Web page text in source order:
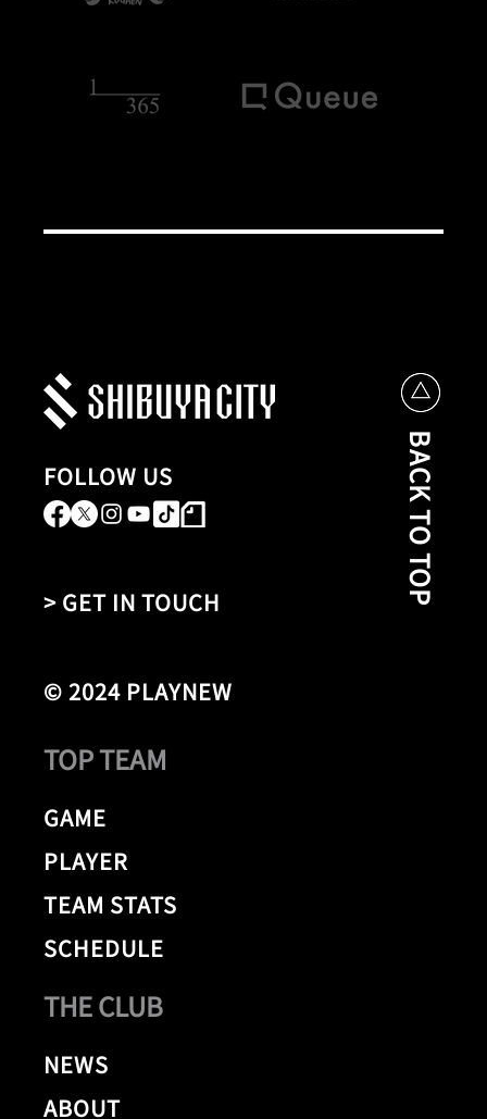
FOLLOW US
> GET IN TOUCH
© 2024 PLAYNEW
THE CLUB
NEWS
ABOUT
TOP TEAM
GAME
PLAYER
TEAM STATS
SCHEDULE
BACK TO TOP